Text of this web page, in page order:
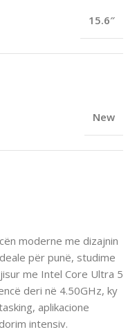
moderne me dizajnin
për punë, studime
me Intel Core Ultra 5
deri në 4.50GHz, ky
aplikacione
intensiv.
15.6″
New